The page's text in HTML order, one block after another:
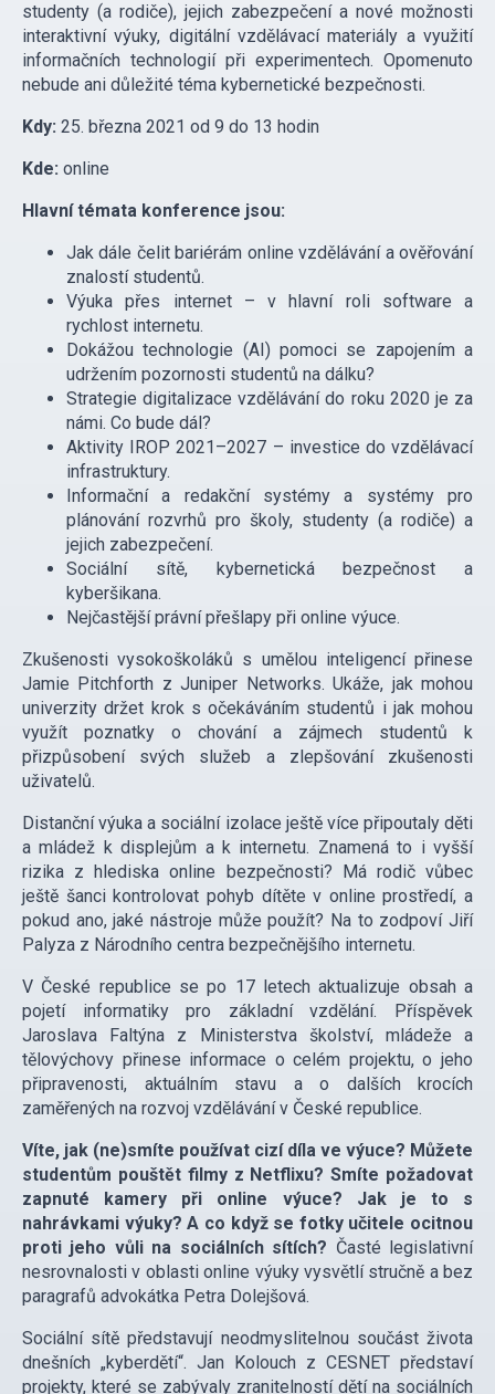
studenty (a rodiče), jejich zabezpečení a nové možnosti
interaktivní výuky, digitální vzdělávací materiály a využití
informačních technologií při experimentech. Opomenuto
nebude ani důležité téma kybernetické bezpečnosti.
Kdy: 25. března 2021 od 9 do 13 hodin
Kde: online
Hlavní témata konference jsou:
Jak dále čelit bariérám online vzdělávání a ověřování
znalostí studentů.
Výuka přes internet – v hlavní roli software a
rychlost internetu.
Dokážou technologie (AI) pomoci se zapojením a
udržením pozornosti studentů na dálku?
Strategie digitalizace vzdělávání do roku 2020 je za
námi. Co bude dál?
Aktivity IROP 2021–2027 – investice do vzdělávací
infrastruktury.
Informační a redakční systémy a systémy pro
plánování rozvrhů pro školy, studenty (a rodiče) a
jejich zabezpečení.
Sociální sítě, kybernetická bezpečnost a
kyberšikana.
Nejčastější právní přešlapy při online výuce.
Zkušenosti vysokoškoláků s umělou inteligencí přinese
Jamie Pitchforth z Juniper Networks. Ukáže, jak mohou
univerzity držet krok s očekáváním studentů i jak mohou
využít poznatky o chování a zájmech studentů k
přizpůsobení svých služeb a zlepšování zkušenosti
uživatelů.
Distanční výuka a sociální izolace ještě více připoutaly děti
a mládež k displejům a k internetu. Znamená to i vyšší
rizika z hlediska online bezpečnosti? Má rodič vůbec
ještě šanci kontrolovat pohyb dítěte v online prostředí, a
pokud ano, jaké nástroje může použít? Na to zodpoví Jiří
Palyza z Národního centra bezpečnějšího internetu.
V České republice se po 17 letech aktualizuje obsah a
pojetí informatiky pro základní vzdělání. Příspěvek
Jaroslava Faltýna z Ministerstva školství, mládeže a
tělovýchovy přinese informace o celém projektu, o jeho
připravenosti, aktuálním stavu a o dalších krocích
zaměřených na rozvoj vzdělávání v České republice.
Víte, jak (ne)smíte používat cizí díla ve výuce? Můžete
studentům pouštět filmy z Netflixu? Smíte požadovat
zapnuté kamery při online výuce? Jak je to s
nahrávkami výuky? A co když se fotky učitele ocitnou
proti jeho vůli na sociálních sítích? Časté legislativní
nesrovnalosti v oblasti online výuky vysvětlí stručně a bez
paragrafů advokátka Petra Dolejšová.
Sociální sítě představují neodmyslitelnou součást života
dnešních „kyberdětí“. Jan Kolouch z CESNET představí
projekty, které se zabývaly zranitelností dětí na sociálních